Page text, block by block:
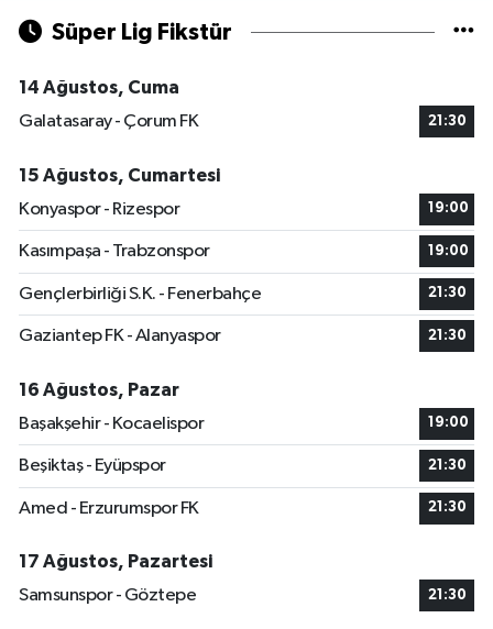
Süper Lig Fikstür
14 Ağustos, Cuma
Galatasaray - Çorum FK
21:30
15 Ağustos, Cumartesi
Konyaspor - Rizespor
19:00
Kasımpaşa - Trabzonspor 19:00
Gençlerbirliği S.K. - Fenerbahçe 21:30
Gaziantep FK - Alanyaspor 21:30
16 Ağustos, Pazar
Başakşehir - Kocaelispor
19:00
Beşiktaş - Eyüpspor 21:30
Amed - Erzurumspor FK 21:30
17 Ağustos, Pazartesi
Samsunspor - Göztepe
21:30